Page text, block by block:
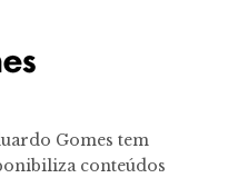
Gomes tem
conteúdos